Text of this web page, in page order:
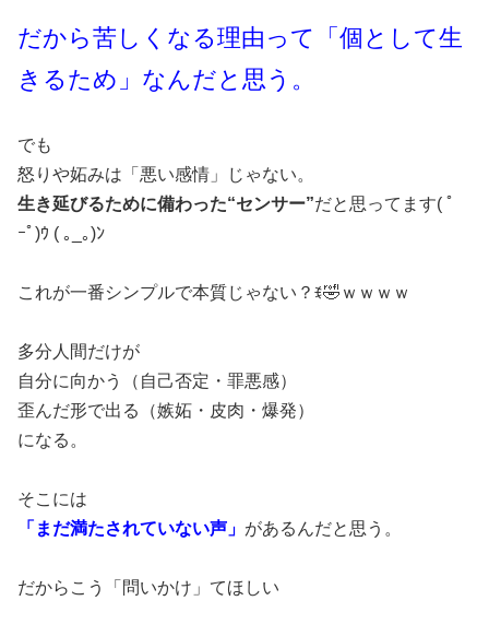
だから苦しくなる理由って「個として生
きるため」なんだと思う。
でも
怒りや妬みは「悪い感情」じゃない。
生き延びるために備わった“センサー”だと思ってます( ﾟ
ｰﾟ)ｳ ( ｡_｡)ﾝ
これが一番シンプルで本質じゃない？ꉂ🤣ｗｗｗｗ
多分人間だけが
自分に向かう（自己否定・罪悪感）
歪んだ形で出る（嫉妬・皮肉・爆発）
になる。
そこには
「まだ満たされていない声」 があるんだと思う。
だからこう「問いかけ」てほしい